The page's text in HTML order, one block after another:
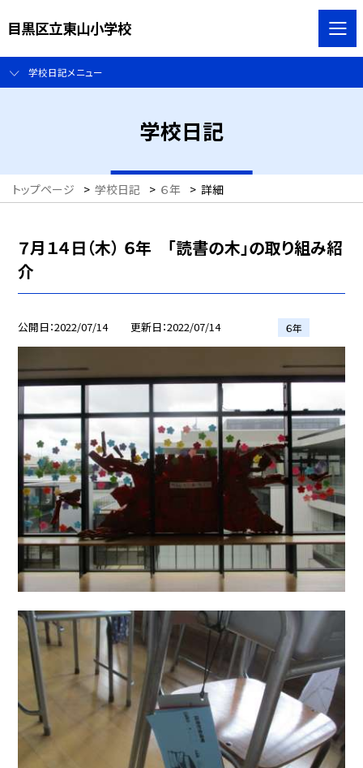
目黒区立東山小学校
学校日記メニュー
学校日記
トップページ > 学校日記 > ６年 > 詳細
７月１４日（木） ６年 「読書の木」の取り組み紹
介
公開日 2022/07/14 更新日 2022/07/14 ６年